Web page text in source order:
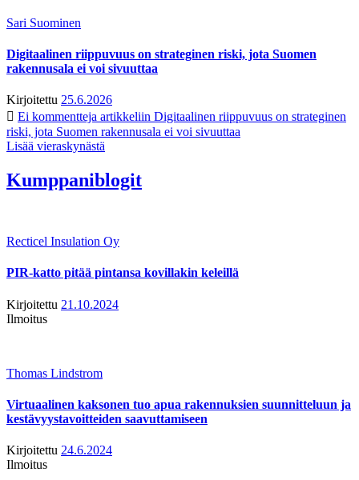
Sari Suominen
Digitaalinen riippuvuus on strateginen riski, jota Suomen
rakennusala ei voi sivuuttaa
Kirjoitettu 25.6.2026
Ei kommentteja artikkeliin Digitaalinen riippuvuus on strateginen
riski, jota Suomen rakennusala ei voi sivuuttaa
Lisää vieraskynästä
Kumppaniblogit
Recticel Insulation Oy
PIR-katto pitää pintansa kovillakin keleillä
Kirjoitettu 21.10.2024
Ilmoitus
Thomas Lindstrom
Virtuaalinen kaksonen tuo apua rakennuksien suunnitteluun ja
kestävyystavoitteiden saavuttamiseen
Kirjoitettu 24.6.2024
Ilmoitus